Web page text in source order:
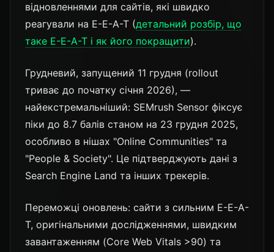
відновленнями для сайтів, які швидко
реагували на E-E-A-T (детальний розбір, що
таке E-E-A-T і як його покращити).
Грудневий, запущений 11 грудня (rollout
триває до початку січня 2026), —
найекстремальніший: SEMrush Sensor фіксує
піки до 8.7 балів станом на 23 грудня 2025,
особливо в нішах "Online Communities" та
"People & Society". Це підтверджують дані з
Search Engine Land та інших трекерів.
Переможці оновлень: сайти з сильним E-E-A-
T, оригінальними дослідженнями, швидким
завантаженням (Core Web Vitals >90) та